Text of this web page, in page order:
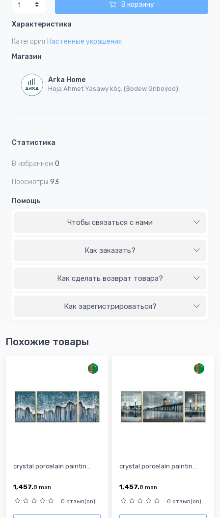
В корзину
Характеристика
Категория Настенные украшения
Магазин
Arka Home
Hoja Ahmet Yasawy köç. (Bedew Griboýed)
Статистика
В избранном 0
Просмотры 93
Помощь
Чтобы связаться с нами
Как заказать?
Как сделать возврат товара?
Как зарегистрироваться?
Похожие товары
crystal porcelain paintin...
1,457.8 man
0 отзыв(ов)
crystal porcelain paintin...
1,457.8 man
0 отзыв(ов)